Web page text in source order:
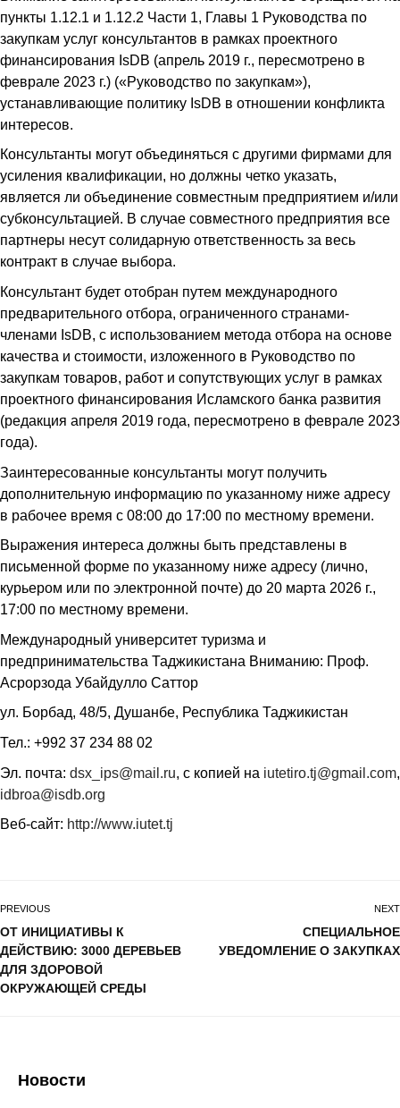
пункты 1.12.1 и 1.12.2 Части 1, Главы 1 Руководства по
закупкам услуг консультантов в рамках проектного
финансирования IsDB (апрель 2019 г., пересмотрено в
феврале 2023 г.) («Руководство по закупкам»),
устанавливающие политику IsDB в отношении конфликта
интересов.
Консультанты могут объединяться с другими фирмами для
усиления квалификации, но должны четко указать,
является ли объединение совместным предприятием и/или
субконсультацией. В случае совместного предприятия все
партнеры несут солидарную ответственность за весь
контракт в случае выбора.
Консультант будет отобран путем международного
предварительного отбора, ограниченного странами-
членами IsDB, с использованием метода отбора на основе
качества и стоимости, изложенного в Руководство по
закупкам товаров, работ и сопутствующих услуг в рамках
проектного финансирования Исламского банка развития
(редакция апреля 2019 года, пересмотрено в феврале 2023
года).
Заинтересованные консультанты могут получить
дополнительную информацию по указанному ниже адресу
в рабочее время с 08:00 до 17:00 по местному времени.
Выражения интереса должны быть представлены в
письменной форме по указанному ниже адресу (лично,
курьером или по электронной почте) до 20 марта 2026 г.,
17:00 по местному времени.
Международный университет туризма и
предпринимательства Таджикистана Вниманию: Проф.
Асрорзода Убайдулло Саттор
ул. Борбад, 48/5, Душанбе, Республика Таджикистан
Тел.: +992 37 234 88 02
Эл. почта: dsx_ips@mail.ru, с копией на iutetiro.tj@gmail.com,
idbroa@isdb.org
Веб-сайт: http://www.iutet.tj
PREVIOUS
ОТ ИНИЦИАТИВЫ К
ДЕЙСТВИЮ: 3000 ДЕРЕВЬЕВ
ДЛЯ ЗДОРОВОЙ
ОКРУЖАЮЩЕЙ СРЕДЫ
NEXT
СПЕЦИАЛЬНОЕ
УВЕДОМЛЕНИЕ О ЗАКУПКАХ
Новости